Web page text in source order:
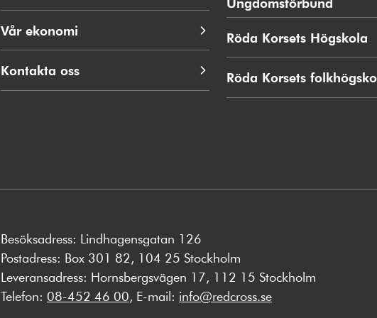
Vår ekonomi
Kontakta oss
i
nytt
fönster
Röda Korsets Högskola
i
Röda Korsets
Besöksadress: Lindhagensgatan 126
Postadress: Box 301 82, 104 25 Stockholm
Leveransadress: Hornsbergsvägen 17, 112 15 Stockholm
Telefon: 08-452 46 00, E-mail: info@redcross.se